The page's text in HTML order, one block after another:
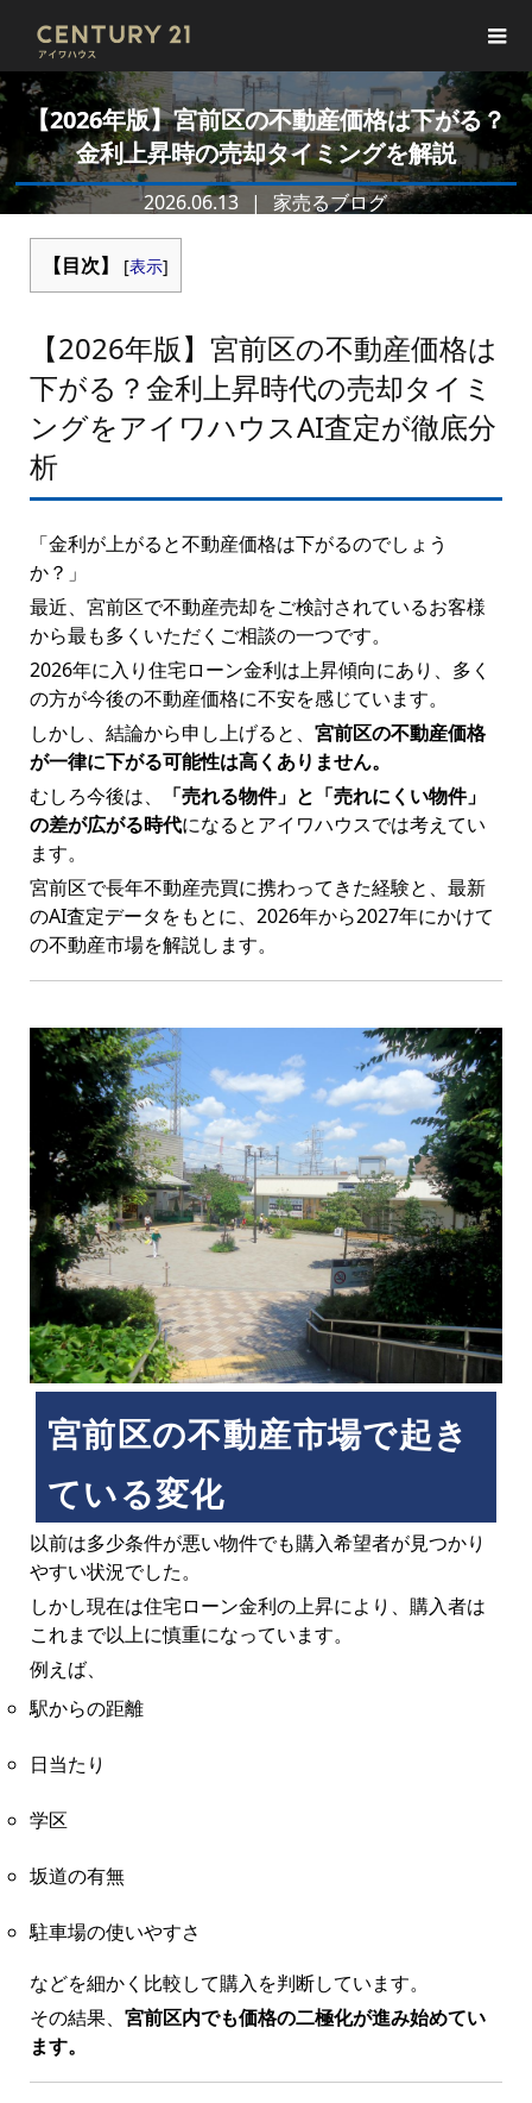
【2026年版】宮前区の不動産価格は下がる？
金利上昇時の売却タイミングを解説
2026.06.13 家売るブログ
【目次】 [表示]
【2026年版】宮前区の不動産価格は
下がる？金利上昇時代の売却タイミ
ングをアイワハウスAI査定が徹底分
析
「金利が上がると不動産価格は下がるのでしょう
か？」
最近、宮前区で不動産売却をご検討されているお客様
から最も多くいただくご相談の一つです。
2026年に入り住宅ローン金利は上昇傾向にあり、多く
の方が今後の不動産価格に不安を感じています。
しかし、結論から申し上げると、 宮前区の不動産価格
が一律に下がる可能性は高くありません。
むしろ今後は、
「売れる物件」と「売れにくい物件」
の差が広がる時代になるとアイワハウスでは考えてい
ます。
宮前区で長年不動産売買に携わってきた経験と、最新
のAI査定データをもとに、2026年から2027年にかけて
の不動産市場を解説します。
宮前区の不動産市場で起き
ている変化
以前は多少条件が悪い物件でも購入希望者が見つかり
やすい状況でした。
しかし現在は住宅ローン金利の上昇により、購入者は
これまで以上に慎重になっています。
例えば、
駅からの距離
日当たり
学区
坂道の有無
駐車場の使いやすさ
などを細かく比較して購入を判断しています。
その結果、 宮前区内でも価格の二極化が進み始めてい
ます。